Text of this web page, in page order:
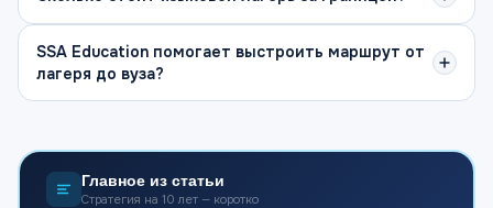
SSA Education помогает выстроить маршрут от
лагеря до вуза?
Главное из статьи
Стратегия на 10 лет — коротко